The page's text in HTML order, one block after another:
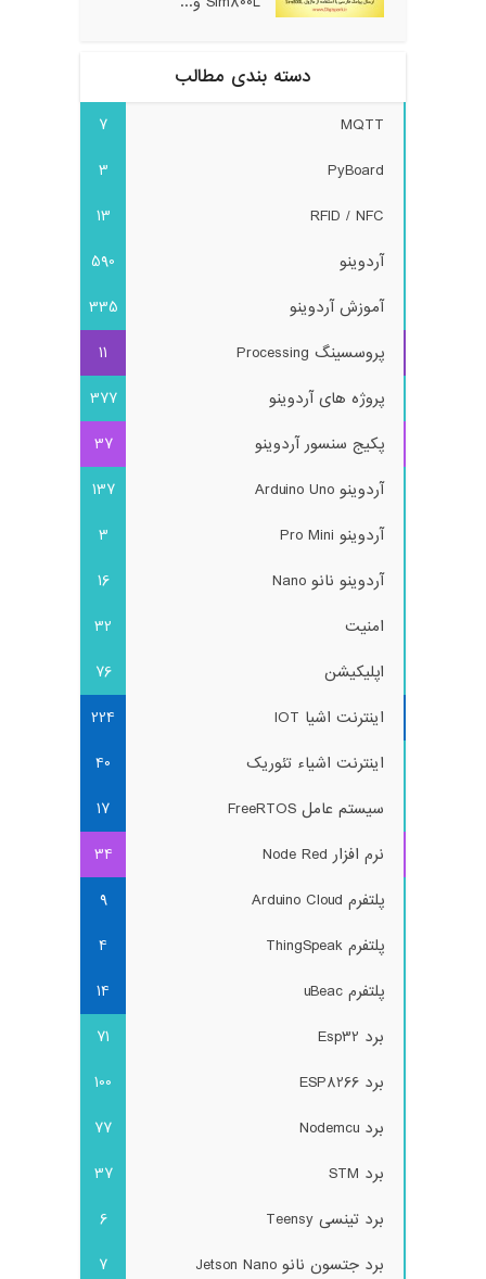
دسته بندی مطالب
MQTT
7
PyBoard
3
RFID / NFC
13
آردوینو
590
آموزش آردوینو
335
پروسسینگ Processing
11
پروژه های آردوینو
377
پکیج سنسور آردوینو
37
آردوینو Arduino Uno
137
آردوینو Pro Mini
3
آردوینو نانو Nano
16
امنیت
32
اپلیکیشن
76
اینترنت اشیا IOT
224
اینترنت اشیاء تئوریک
40
سیستم عامل FreeRTOS
17
نرم افزار Node Red
34
پلتفرم Arduino Cloud
9
پلتفرم ThingSpeak
4
پلتفرم uBeac
14
برد Esp32
71
برد ESP8266
100
برد Nodemcu
77
برد STM
37
برد تینسی Teensy
6
برد جتسون نانو Jetson Nano
7